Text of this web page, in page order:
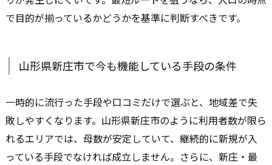
で目的が揃っているかどうかを基準に判断すべきです。
山形県新庄市で今も機能している手段の条件
一時的に流行った手段や口コミだけで選ぶと、地域差で失
敗しやすくなります。山形県新庄市のように利用者数が限ら
れるエリアでは、母数が安定していて、継続的に新規が入
っている手段でなければ成立しません。さらに、新庄・最